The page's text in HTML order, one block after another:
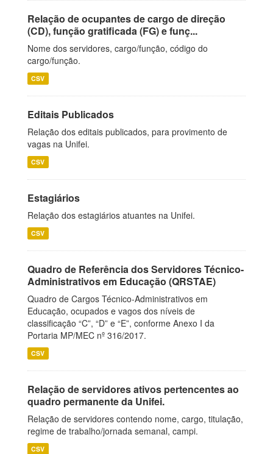
Relação de ocupantes de cargo de direção
(CD), função gratificada (FG) e funç...
Nome dos servidores, cargo/função, código do
cargo/função.
CSV
Editais Publicados
Relação dos editais publicados, para provimento de
vagas na Unifei.
CSV
Estagiários
Relação dos estagiários atuantes na Unifei.
CSV
Quadro de Referência dos Servidores Técnico-
Administrativos em Educação (QRSTAE)
Quadro de Cargos Técnico-Administrativos em
Educação, ocupados e vagos dos níveis de
classificação “C”, “D” e “E”, conforme Anexo I da
Portaria MP/MEC nº 316/2017.
CSV
Relação de servidores ativos pertencentes ao
quadro permanente da Unifei.
Relação de servidores contendo nome, cargo, titulação,
regime de trabalho/jornada semanal, campi.
CSV